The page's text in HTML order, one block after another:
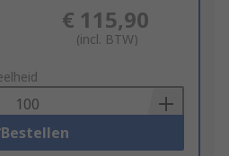
€ 115,90
(incl. BTW)
Bestellen